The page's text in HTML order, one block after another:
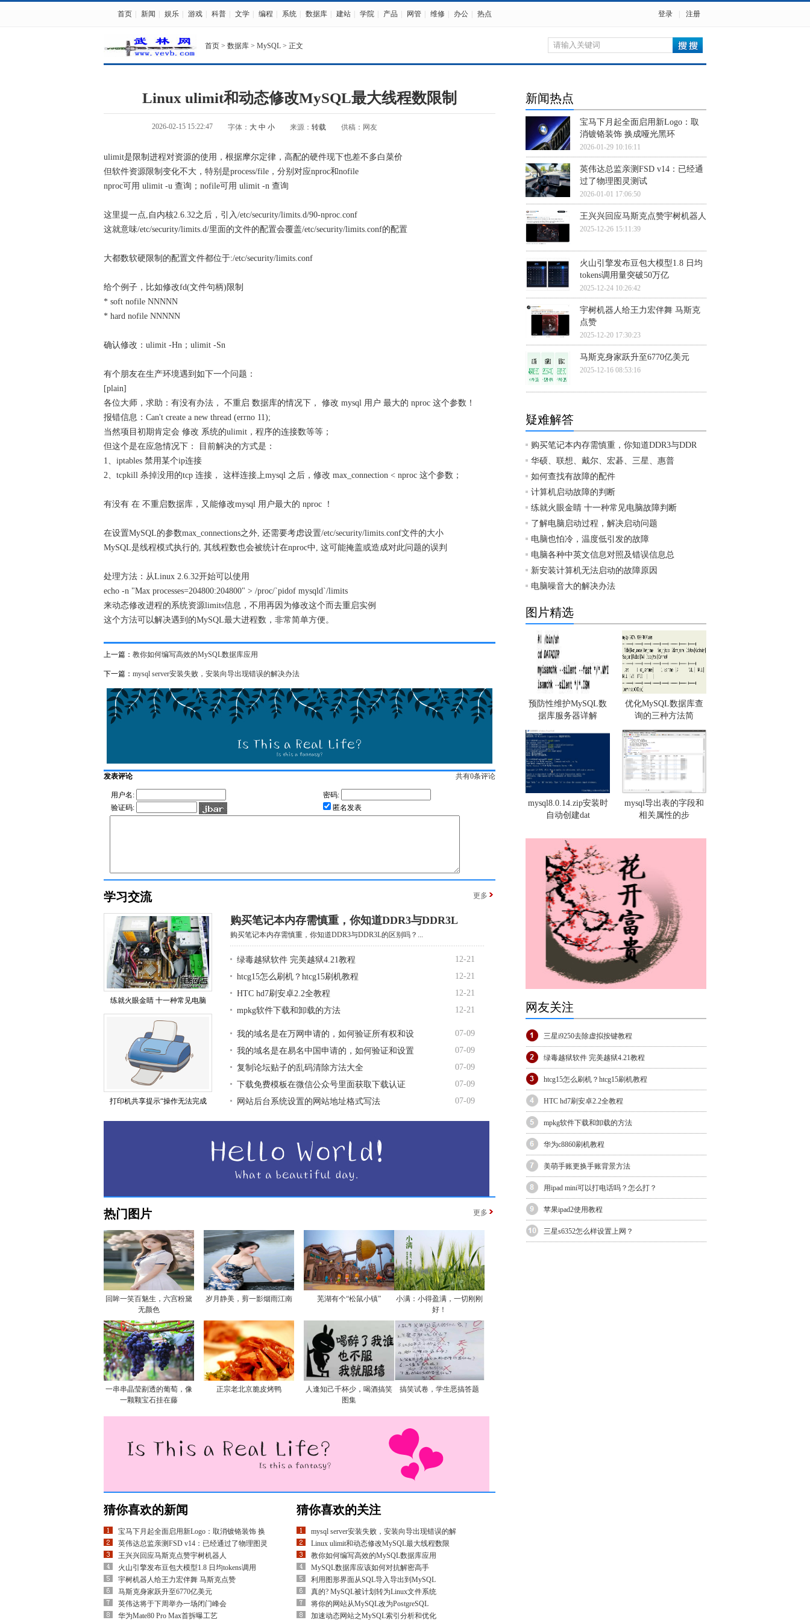
首页 新闻 娱乐 游戏 科普 文学 编程 系统 数据库 建站 学院 产品 网管 维修 办公 热点 登录 注册
首页 > 数据库 > MySQL > 正文
Linux ulimit和动态修改MySQL最大线程数限制
2026-02-15 15:22:47 字体： 大 中 小 来源： 转载 供稿：网友
ulimit是限制进程对资源的使用，根据摩尔定律，高配的硬件现下也差不多白菜价
但软件资源限制变化不大，特别是process/file，分别对应nproc和nofile
nproc可用 ulimit -u 查询；nofile可用 ulimit -n 查询
这里提一点,自内核2.6.32之后，引入/etc/security/limits.d/90-nproc.conf
这就意味/etc/security/limits.d/里面的文件的配置会覆盖/etc/security/limits.conf的配置
大都数软硬限制的配置文件都位于:/etc/security/limits.conf
给个例子，比如修改fd(文件句柄)限制
* soft nofile NNNNN
* hard nofile NNNNN
确认修改：ulimit -Hn；ulimit -Sn
有个朋友在生产环境遇到如下一个问题：
[plain]
各位大师，求助：有没有办法， 不重启 数据库的情况下， 修改 mysql 用户 最大的 nproc 这个参数！
报错信息：Can't create a new thread (errno 11);
当然项目初期肯定会 修改 系统的ulimit，程序的连接数等等；
但这个是在应急情况下： 目前解决的方式是：
1、iptables 禁用某个ip连接
2、tcpkill 杀掉没用的tcp 连接， 这样连接上mysql 之后，修改 max_connection < nproc 这个参数；
有没有 在 不重启数据库，又能修改mysql 用户最大的 nproc ！
在设置MySQL的参数max_connections之外, 还需要考虑设置/etc/security/limits.conf文件的大小
MySQL是线程模式执行的, 其线程数也会被统计在nproc中, 这可能掩盖或造成对此问题的误判
处理方法：从Linux 2.6.32开始可以使用
echo -n "Max processes=204800:204800" > /proc/`pidof mysqld`/limits
来动态修改进程的系统资源limits信息，不用再因为修改这个而去重启实例
这个方法可以解决遇到的MySQL最大进程数，非常简单方便。
上一篇： 教你如何编写高效的MySQL数据库应用
下一篇： mysql server安装失败，安装向导出现错误的解决办法
发表评论 共有0条评论
用户名:
密码:
验证码:
匿名发表
学习交流 更多
练就火眼金睛 十一种常见电脑
打印机共享提示“操作无法完成
购买笔记本内存需慎重，你知道DDR3与DDR3L
购买笔记本内存需慎重，你知道DDR3与DDR3L的区别吗？...
绿毒越狱软件 完美越狱4.21教程
12-21
htcg15怎么刷机？htcg15刷机教程
12-21
HTC hd7刷安卓2.2全教程
12-21
mpkg软件下载和卸载的方法
12-21
我的域名是在万网申请的，如何验证所有权和设
07-09
我的域名是在易名中国申请的，如何验证和设置
07-09
复制论坛贴子的乱码清除方法大全
07-09
下载免费模板在微信公众号里面获取下载认证
07-09
网站后台系统设置的网站地址格式写法
07-09
热门图片 更多
回眸一笑百魅生，六宫粉黛
无颜色
岁月静美，剪一影烟雨江南 芜湖有个“松鼠小镇”
小满：小得盈满，一切刚刚
好！
一串串晶莹剔透的葡萄，像
一颗颗宝石挂在藤
正宗老北京脆皮烤鸭
人逢知己千杯少，喝酒搞笑
图集
搞笑试卷，学生恶搞答题
猜你喜欢的新闻
宝马下月起全面启用新Logo：取消镀铬装饰 换
英伟达总监亲测FSD v14：已经通过了物理图灵
王兴兴回应马斯克点赞宇树机器人
火山引擎发布豆包大模型1.8 日均tokens调用
宇树机器人给王力宏伴舞 马斯克点赞
马斯克身家跃升至6770亿美元
英伟达将于下周举办一场闭门峰会
华为Mate80 Pro Max首拆曝工艺
猜你喜欢的关注
mysql server安装失败，安装向导出现错误的解
Linux ulimit和动态修改MySQL最大线程数限
教你如何编写高效的MySQL数据库应用
MySQL数据库应该如何对抗解密高手
利用图形界面从SQL导入导出到MySQL
真的? MySQL被计划转为Linux文件系统
将你的网站从MySQL改为PostgreSQL
加速动态网站之MySQL索引分析和优化
新闻热点
宝马下月起全面启用新Logo：取
消镀铬装饰 换成哑光黑环
2026-01-29 10:16:11
英伟达总监亲测FSD v14：已经通
过了物理图灵测试
2026-01-01 17:06:50
王兴兴回应马斯克点赞宇树机器人
2025-12-26 15:11:39
火山引擎发布豆包大模型1.8 日均
tokens调用量突破50万亿
2025-12-24 10:26:42
宇树机器人给王力宏伴舞 马斯克
点赞
2025-12-20 17:30:23
马斯克身家跃升至6770亿美元
2025-12-16 08:53:16
疑难解答
购买笔记本内存需慎重，你知道DDR3与DDR
华硕、联想、戴尔、宏碁、三星、惠普
如何查找有故障的配件
计算机启动故障的判断
练就火眼金睛 十一种常见电脑故障判断
了解电脑启动过程，解决启动问题
电脑也怕冷，温度低引发的故障
电脑各种中英文信息对照及错误信息总
新安装计算机无法启动的故障原因
电脑噪音大的解决办法
图片精选
预防性维护MySQL数
据库服务器详解
优化MySQL数据库查
询的三种方法简
mysql8.0.14.zip安装时
自动创建dat
mysql导出表的字段和
相关属性的步
网友关注
三星i9250去除虚拟按键教程
绿毒越狱软件 完美越狱4.21教程
htcg15怎么刷机？htcg15刷机教程
HTC hd7刷安卓2.2全教程
mpkg软件下载和卸载的方法
华为c8860刷机教程
美萌手账更换手账背景方法
用ipad mini可以打电话吗？怎么打？
苹果ipad2使用教程
三星s6352怎么样设置上网？